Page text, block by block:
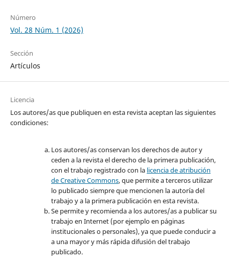
Número
Vol. 28 Núm. 1 (2026)
Sección
Artículos
Licencia
Los autores/as que publiquen en esta revista aceptan las siguientes
condiciones:
Los autores/as conservan los derechos de autor y
ceden a la revista el derecho de la primera publicación,
con el trabajo registrado con la licencia de atribución
de Creative Commons, que permite a terceros utilizar
lo publicado siempre que mencionen la autoría del
trabajo y a la primera publicación en esta revista.
Se permite y recomienda a los autores/as a publicar su
trabajo en Internet (por ejemplo en páginas
institucionales o personales), ya que puede conducir a
a una mayor y más rápida difusión del trabajo
publicado.